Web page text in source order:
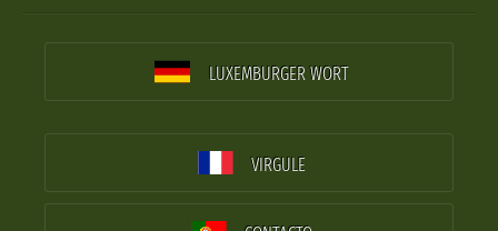
LUXEMBURGER WORT
VIRGULE